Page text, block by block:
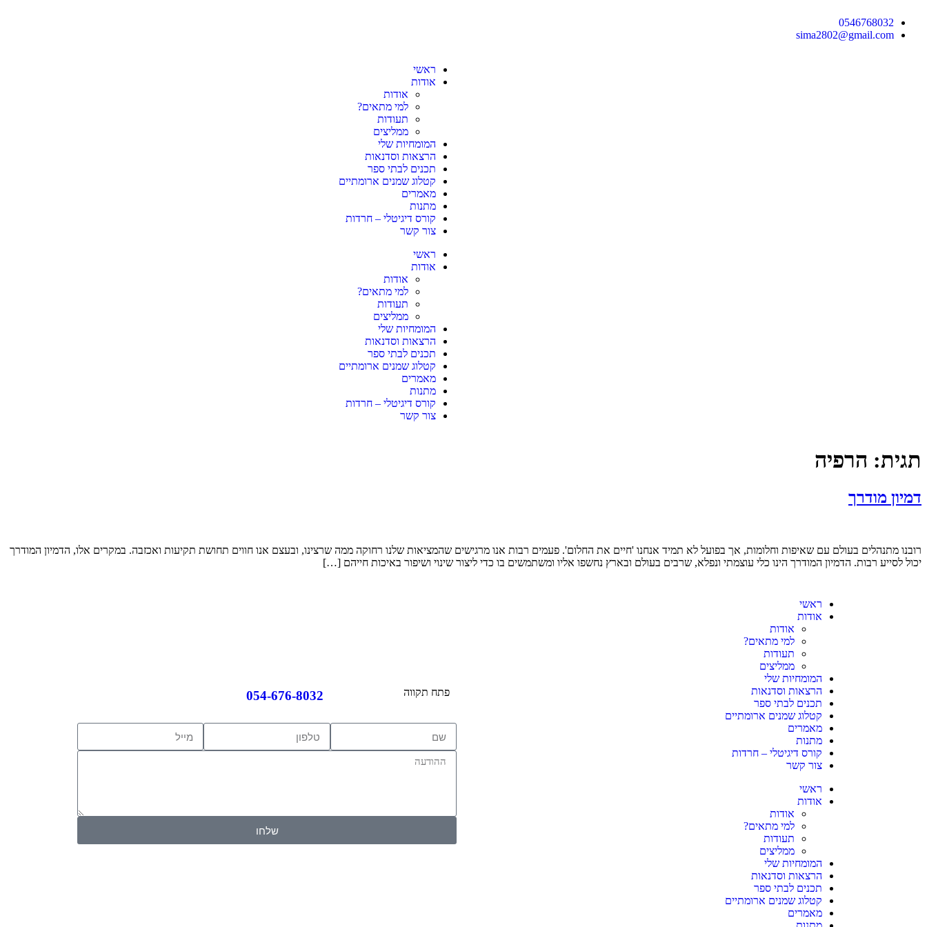
0546768032
sima2802@gmail.com
ראשי
אודות
אודות
למי מתאים?
תעודות
ממליצים
המומחיות שלי
הרצאות וסדנאות
תכנים לבתי ספר
קטלוג שמנים ארומתיים
מאמרים
מתנות
קורס דיגיטלי – חרדות
צור קשר
ראשי
אודות
אודות
למי מתאים?
תעודות
ממליצים
המומחיות שלי
הרצאות וסדנאות
תכנים לבתי ספר
קטלוג שמנים ארומתיים
מאמרים
מתנות
קורס דיגיטלי – חרדות
צור קשר
תגית: הרפיה
דמיון מודרך
רובנו מתנהלים בעולם עם שאיפות וחלומות, אך בפועל לא תמיד אנחנו 'חיים את החלום'. פעמים רבות אנו מרגישים שהמציאות שלנו רחוקה ממה שרצינו, ובעצם אנו חווים תחושת תקיעות ואכזבה. במקרים אלו, הדמיון המודרך
יכול לסייע רבות. הדמיון המודרך הינו כלי עוצמתי ונפלא, שרבים בעולם ובארץ נחשפו אליו ומשתמשים בו כדי ליצור שינוי ושיפור באיכות חייהם […]
ראשי
אודות
אודות
למי מתאים?
תעודות
ממליצים
המומחיות שלי
הרצאות וסדנאות
תכנים לבתי ספר
קטלוג שמנים ארומתיים
מאמרים
מתנות
קורס דיגיטלי – חרדות
צור קשר
ראשי
אודות
אודות
למי מתאים?
תעודות
ממליצים
המומחיות שלי
הרצאות וסדנאות
תכנים לבתי ספר
קטלוג שמנים ארומתיים
מאמרים
פתח תקווה 054-676-8032
שלחו